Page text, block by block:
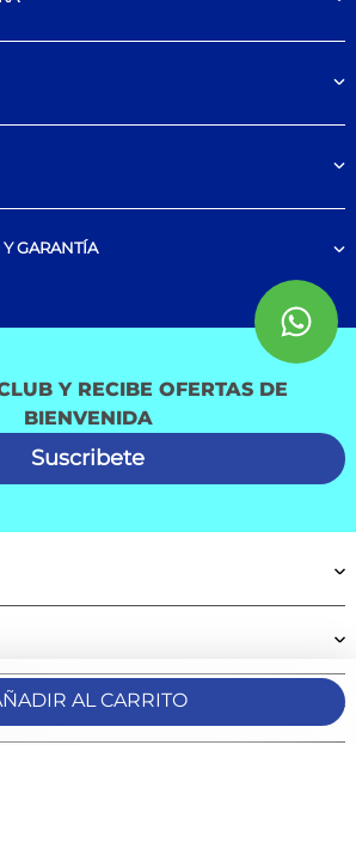
AL CARRITO
GARANTÍA
Y RECIBE OFERTAS DE
BIENVENIDA
Suscribete